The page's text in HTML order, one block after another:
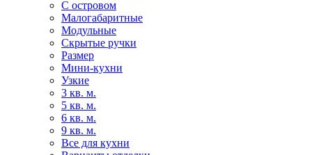
С островом
Малогабаритные
Модульные
Скрытые ручки
Размер
Мини-кухни
Узкие
3 кв. м.
5 кв. м.
6 кв. м.
9 кв. м.
Все для кухни